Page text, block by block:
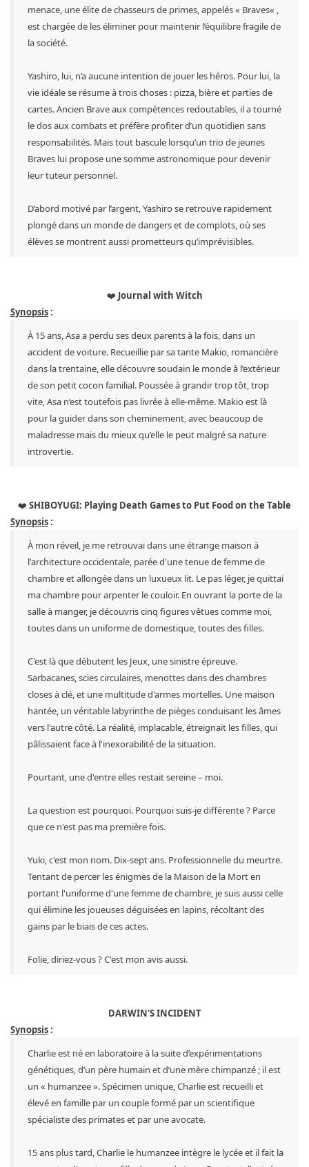
menace, une élite de chasseurs de primes, appelés « Braves« ,
est chargée de les éliminer pour maintenir l’équilibre fragile de
la société.
Yashiro, lui, n’a aucune intention de jouer les héros. Pour lui, la
vie idéale se résume à trois choses : pizza, bière et parties de
cartes. Ancien Brave aux compétences redoutables, il a tourné
le dos aux combats et préfère profiter d’un quotidien sans
responsabilités. Mais tout bascule lorsqu’un trio de jeunes
Braves lui propose une somme astronomique pour devenir
leur tuteur personnel.
D’abord motivé par l’argent, Yashiro se retrouve rapidement
plongé dans un monde de dangers et de complots, où ses
élèves se montrent aussi prometteurs qu’imprévisibles.
❤️ Journal with Witch
Synopsis:
À 15 ans, Asa a perdu ses deux parents à la fois, dans un
accident de voiture. Recueillie par sa tante Makio, romancière
dans la trentaine, elle découvre soudain le monde à l’extérieur
de son petit cocon familial. Poussée à grandir trop tôt, trop
vite, Asa n’est toutefois pas livrée à elle-même. Makio est là
pour la guider dans son cheminement, avec beaucoup de
maladresse mais du mieux qu’elle le peut malgré sa nature
introvertie.
❤️ SHIBOYUGI: Playing Death Games to Put Food on the Table
Synopsis:
À mon réveil, je me retrouvai dans une étrange maison à
l'architecture occidentale, parée d'une tenue de femme de
chambre et allongée dans un luxueux lit. Le pas léger, je quittai
ma chambre pour arpenter le couloir. En ouvrant la porte de la
salle à manger, je découvris cinq figures vêtues comme moi,
toutes dans un uniforme de domestique, toutes des filles.
C'est là que débutent les Jeux, une sinistre épreuve.
Sarbacanes, scies circulaires, menottes dans des chambres
closes à clé, et une multitude d'armes mortelles. Une maison
hantée, un véritable labyrinthe de pièges conduisant les âmes
vers l'autre côté. La réalité, implacable, étreignait les filles, qui
pâlissaient face à l'inexorabilité de la situation.
Pourtant, une d'entre elles restait sereine – moi.
La question est pourquoi. Pourquoi suis-je différente ? Parce
que ce n'est pas ma première fois.
Yuki, c'est mon nom. Dix-sept ans. Professionnelle du meurtre.
Tentant de percer les énigmes de la Maison de la Mort en
portant l'uniforme d'une femme de chambre, je suis aussi celle
qui élimine les joueuses déguisées en lapins, récoltant des
gains par le biais de ces actes.
Folie, diriez-vous ? C'est mon avis aussi.
DARWIN'S INCIDENT
Synopsis:
Charlie est né en laboratoire à la suite d’expérimentations
génétiques, d’un père humain et d’une mère chimpanzé ; il est
un « humanzee ». Spécimen unique, Charlie est recueilli et
élevé en famille par un couple formé par un scientifique
spécialiste des primates et par une avocate.
15 ans plus tard, Charlie le humanzee intègre le lycée et il fait la